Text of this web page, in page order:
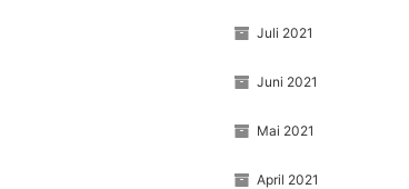
Juli 2021
Juni 2021
Mai 2021
April 2021